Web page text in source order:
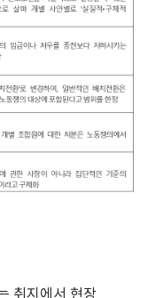
취지에서 현장